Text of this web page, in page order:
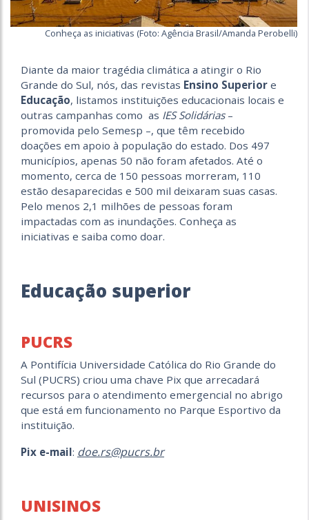
Conheça as iniciativas (Foto: Agência Brasil/Amanda Perobelli)
Diante da maior tragédia climática a atingir o Rio
Grande do Sul, nós, das revistas Ensino Superior e
Educação, listamos instituições educacionais locais e
outras campanhas como as IES Solidárias–
promovida pelo Semesp –, que têm recebido
doações em apoio à população do estado. Dos 497
municípios, apenas 50 não foram afetados. Até o
momento, cerca de 150 pessoas morreram, 110
estão desaparecidas e 500 mil deixaram suas casas.
Pelo menos 2,1 milhões de pessoas foram
impactadas com as inundações. Conheça as
iniciativas e saiba como doar.
Educação superior
PUCRS
A Pontifícia Universidade Católica do Rio Grande do
Sul (PUCRS) criou uma chave Pix que arrecadará
recursos para o atendimento emergencial no abrigo
que está em funcionamento no Parque Esportivo da
instituição.
Pix e-mail: doe.rs@pucrs.br
UNISINOS